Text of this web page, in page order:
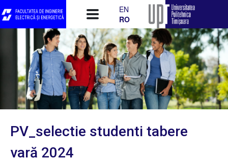
EN
RO
PV_selectie studenti tabere
vară 2024